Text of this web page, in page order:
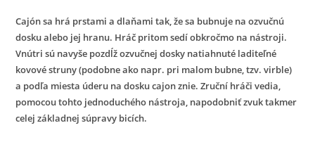
Cajón sa hrá prstami a dlaňami tak, že sa bubnuje na ozvučnú
dosku alebo jej hranu. Hráč pritom sedí obkročmo na nástroji.
Vnútri sú navyše pozdĺž ozvučnej dosky natiahnuté laditeľné
kovové struny (podobne ako napr. pri malom bubne, tzv. virble)
a podľa miesta úderu na dosku cajon znie. Zruční hráči vedia,
pomocou tohto jednoduchého nástroja, napodobniť zvuk takmer
celej základnej súpravy bicích.